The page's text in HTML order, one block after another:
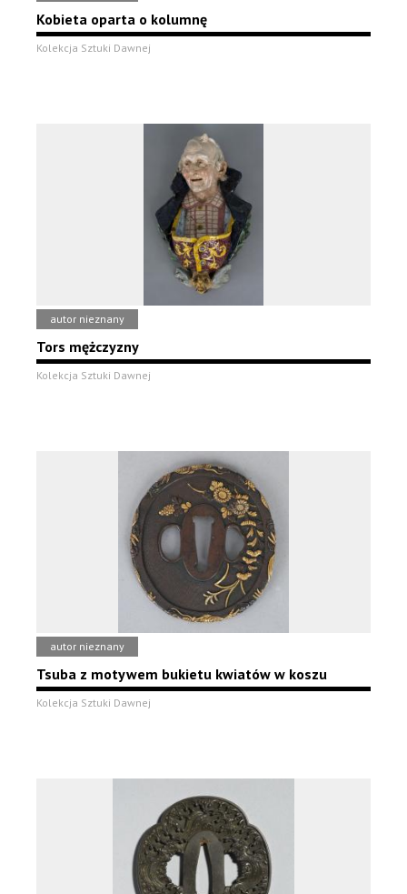
Kobieta oparta o kolumnę
Kolekcja Sztuki Dawnej
autor nieznany
Tors mężczyzny
Kolekcja Sztuki Dawnej
autor nieznany
Tsuba z motywem bukietu kwiatów w koszu
Kolekcja Sztuki Dawnej